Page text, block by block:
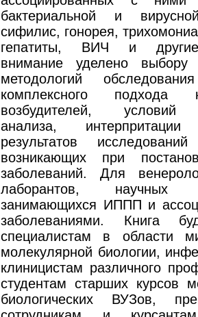
бактериальной и
сифилис, гонорея,
гепатиты, ВИЧ и
внимание уделено выбору
методологий
комплексного подхода
возбудителей, условий
анализа, интерпритации
результатов
возникающих при
заболеваний. Для
лаборантов, научных
занимающихся ИППП и
заболеваниями. Книга
специалистам в области
молекулярной биологии,
клиницистам различного
студентам старших курсов
биологических ВУЗов,